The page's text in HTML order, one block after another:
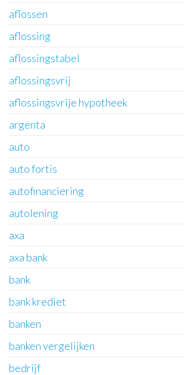
aflossen
aflossing
aflossingstabel
aflossingsvrij
aflossingsvrije hypotheek
argenta
auto
auto fortis
autofinanciering
autolening
axa
axa bank
bank
bank krediet
banken
banken vergelijken
bedrijf